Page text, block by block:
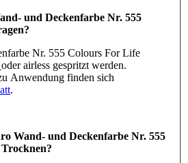
und Deckenfarbe Nr. 555
Nr. 555 Colours For Life
oder airless gespritzt werden.
Anwendung finden sich
.
Wand- und Deckenfarbe Nr. 555